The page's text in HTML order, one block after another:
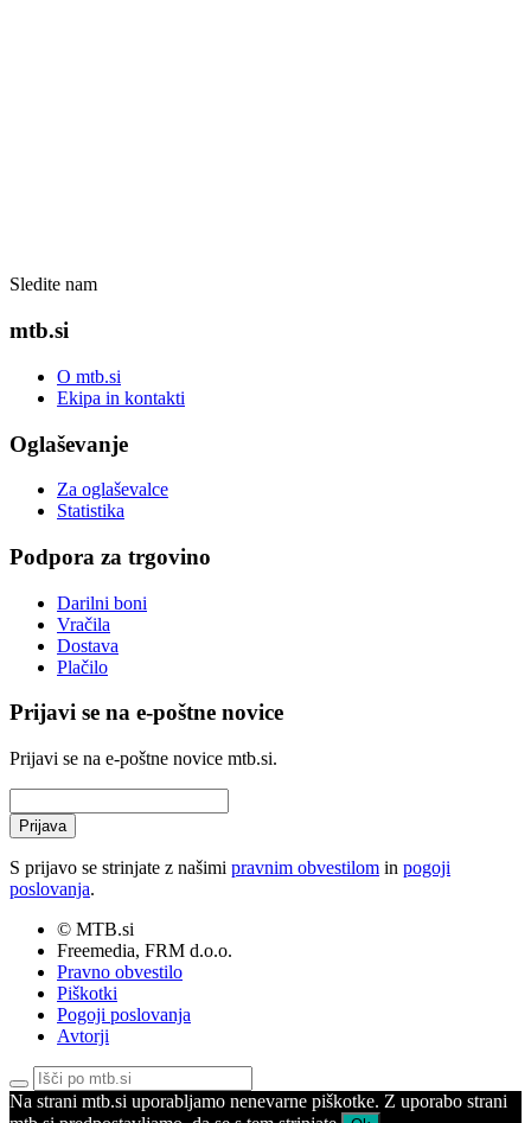
Sledite nam
mtb.si
O mtb.si
Ekipa in kontakti
Oglaševanje
Za oglaševalce
Statistika
Podpora za trgovino
Darilni boni
Vračila
Dostava
Plačilo
Prijavi se na e-poštne novice
Prijavi se na e-poštne novice mtb.si.
Prijava
S prijavo se strinjate z našimi pravnim obvestilom in pogoji
poslovanja.
© MTB.si
Freemedia, FRM d.o.o.
Pravno obvestilo
Piškotki
Pogoji poslovanja
Avtorji
Na strani mtb.si uporabljamo nenevarne piškotke. Z uporabo strani